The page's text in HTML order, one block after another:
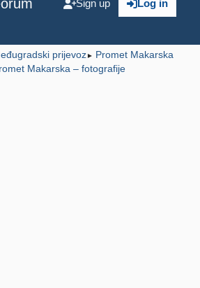
Log in
Sign up
prijevoz► Promet Makarska
Makarska – fotografije